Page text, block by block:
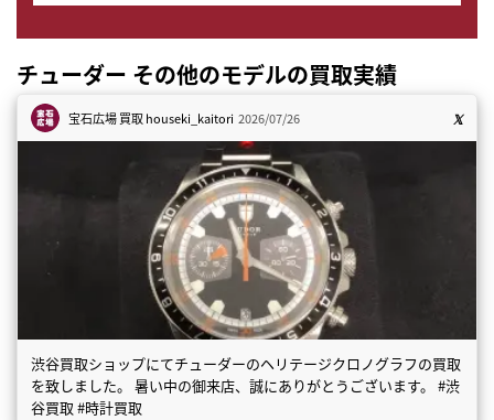
チューダー その他のモデルの買取実績
宝石広場 買取houseki_kaitori 2026/07/26
渋谷買取ショップにてチューダーのヘリテージクロノグラフの買取
を致しました。 暑い中の御来店、誠にありがとうございます。 #渋
谷買取 #時計買取